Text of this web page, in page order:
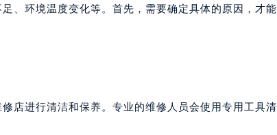
9层902室（需提前预约）
授权店）1层整层（需提前预约）
）C座17层17-B（需提前预约）
、环境温度变化等。首先，需要确定具体的原因，才能
店进行清洁和保养。专业的维修人员会使用专用工具清